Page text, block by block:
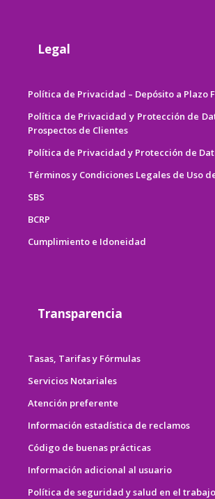
Legal
Política de Privacidad – Depósito a Plazo
Política de Privacidad y Protección de
Prospectos de Clientes
Política de Privacidad y Protección de
Términos y Condiciones Legales de Uso
SBS
BCRP
Cumplimiento e Idoneidad
Transparencia
Tasas, Tarifas y Fórmulas
Servicios Notariales
Atención preferente
Información estadística de reclamos
Código de buenas prácticas
Información adicional al usuario
Política de seguridad y salud en el trabajo